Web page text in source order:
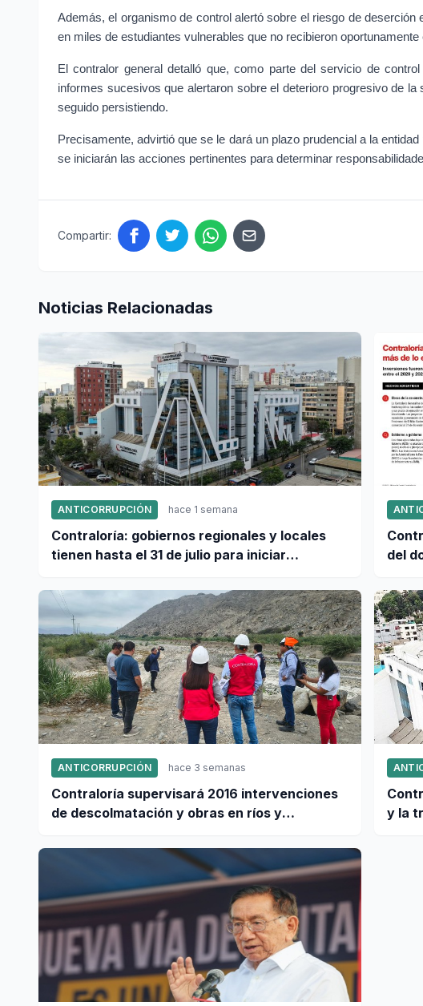
Además, el organismo de control alertó sobre el riesgo de
en miles de estudiantes vulnerables que no recibieron oportunamente
El contralor general detalló que, como parte del servicio de
informes sucesivos que alertaron sobre el deterioro progresivo de
seguido persistiendo.
Precisamente, advirtió que se le dará un plazo prudencial a la
se iniciarán las acciones pertinentes para determinar
Compartir:
Noticias Relacionadas
ANTICORRUPCIÓN hace 1 semana
Contraloría: gobiernos regionales y locales
tienen hasta el 31 de julio para iniciar
del
ANTICORRUPCIÓN hace 3 semanas
Contraloría supervisará 2016 intervenciones
de descolmatación y obras en ríos y
y la